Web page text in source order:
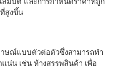
สูงขึ้น
ษณ์แบบตัวต่อตัวซึ่งสามารถทํา
น่น เช่น ห้างสรรพสินค้า เพื่อ